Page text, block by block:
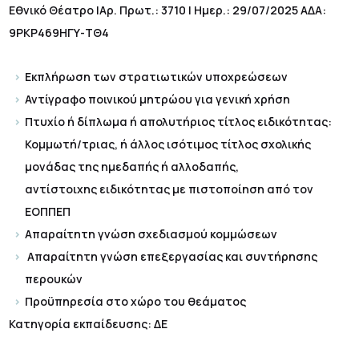
Εθνικό Θέατρο |Αρ. Πρωτ.: 3710 | Ημερ.: 29/07/2025 ΑΔΑ:
9ΡΚΡ469ΗΓΥ-ΤΘ4
Εκπλήρωση των στρατιωτικών υποχρεώσεων
Αντίγραφο ποινικού μητρώου για γενική χρήση
Πτυχίο ή δίπλωμα ή απολυτήριος τίτλος ειδικότητας:
Κομμωτή/τριας, ή άλλος ισότιμος τίτλος σχολικής
μονάδας της ημεδαπής ή αλλοδαπής,
αντίστοιχης ειδικότητας με πιστοποίηση από τον
ΕΟΠΠΕΠ
Απαραίτητη γνώση σχεδιασμού κομμώσεων
Απαραίτητη γνώση επεξεργασίας και συντήρησης
περουκών
Προϋπηρεσία στο χώρο του θεάματος
Κατηγορία εκπαίδευσης: ΔΕ